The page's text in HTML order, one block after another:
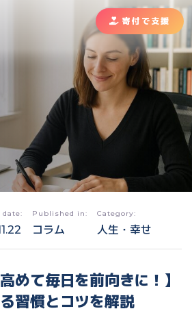
寄付で支援
date: Published in:
コラム
Category:
人生・幸せ
めて毎日を前向きに！】
習慣とコツを解説